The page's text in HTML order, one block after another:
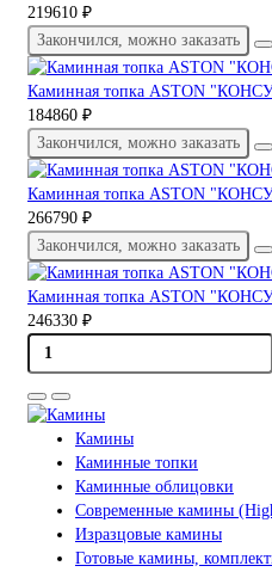
219610 ₽
Закончился, можно заказать
Каминная топка ASTON
184860 ₽
Закончился, можно заказать
Каминная топка ASTON
266790 ₽
Закончился, можно заказать
Каминная топка ASTON
246330 ₽
Камины
Каминные топки
Каминные облицовки
Современные камины
Изразцовые камины
Готовые камины,